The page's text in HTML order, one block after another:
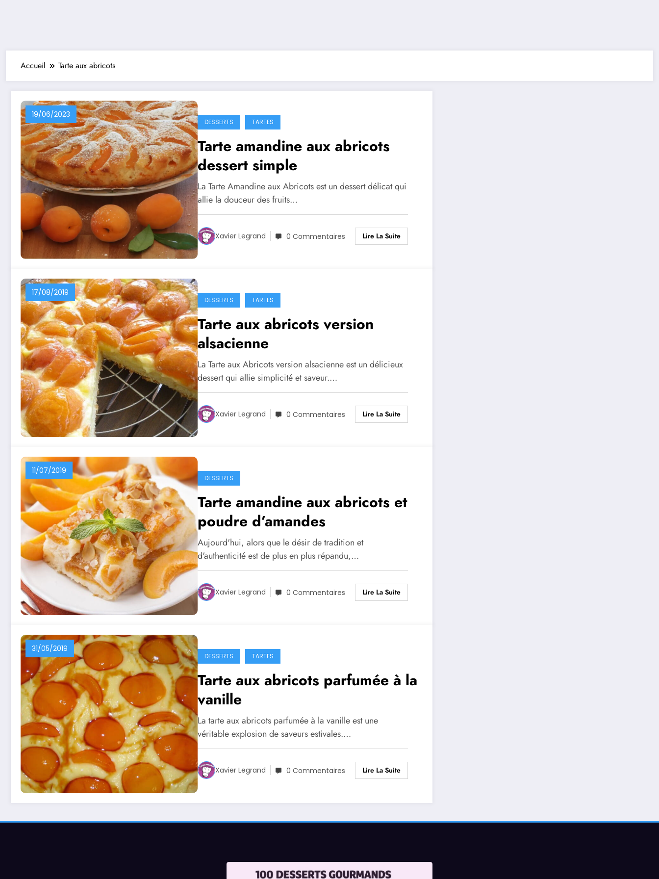
Accueil Tarte aux abricots
19/06/2023
DESSERTS TARTES
Tarte amandine aux abricots
dessert simple
La Tarte Amandine aux Abricots est un dessert délicat qui
allie la douceur des fruits…
Xavier Legrand 0 Commentaires Lire La Suite
17/08/2019
DESSERTS TARTES
Tarte aux abricots version
alsacienne
La Tarte aux Abricots version alsacienne est un délicieux
dessert qui allie simplicité et saveur.…
Xavier Legrand 0 Commentaires Lire La Suite
11/07/2019
DESSERTS
Tarte amandine aux abricots et
poudre d’amandes
Aujourd'hui, alors que le désir de tradition et
d'authenticité est de plus en plus répandu,…
Xavier Legrand 0 Commentaires Lire La Suite
31/05/2019
DESSERTS TARTES
Tarte aux abricots parfumée à la
vanille
La tarte aux abricots parfumée à la vanille est une
véritable explosion de saveurs estivales.…
Xavier Legrand 0 Commentaires Lire La Suite